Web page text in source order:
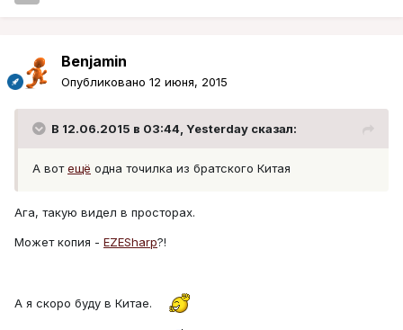
Benjamin
Опубликовано 12 июня, 2015
В 12.06.2015 в 03:44, Yesterday сказал:
А вотещё одна точилка из братского Китая
Ага, такую видел в просторах.
Может копия - EZЕSharp?!
А я скоро буду в Китае.